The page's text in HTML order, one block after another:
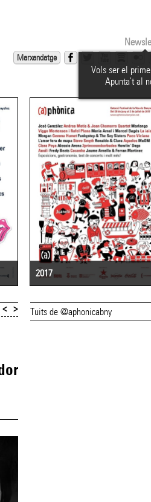
Marxandatge
Vols ser el
Apunta't al
2017
< > Tuits de @aphonicabny